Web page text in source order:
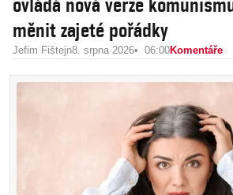
ovládá nová verze
měnit zajeté pořádky
Jefim Fištejn8. srpna 2026 06:00Komentáře